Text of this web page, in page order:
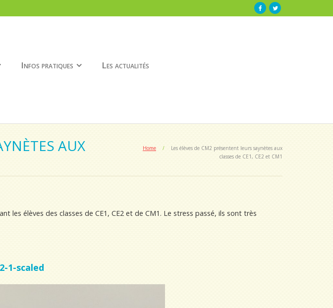
Infos pratiques Les actualités
AUX Home /
Les élèves de CM2 présentent leurs saynètes aux
classes de CE1, CE2 et CM1
les élèves des classes de CE1, CE2 et de CM1. Le stress passé, ils sont très
1-scaled